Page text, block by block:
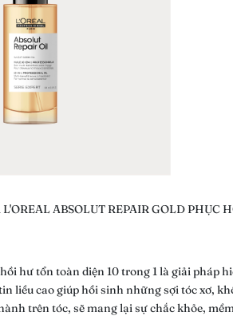
ABSOLUT REPAIR GOLD PHỤC
hư tổn toàn diện 10 trong 1 là giải pháp
liều cao giúp hồi sinh những sợi tóc xơ,
trên tóc, sẽ mang lại sự chắc khỏe,